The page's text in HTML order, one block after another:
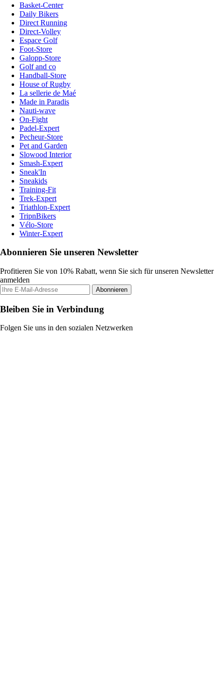
Basket-Center
Daily Bikers
Direct Running
Direct-Volley
Espace Golf
Foot-Store
Galopp-Store
Golf and co
Handball-Store
House of Rugby
La sellerie de Maé
Made in Paradis
Nauti-wave
On-Fight
Padel-Expert
Pecheur-Store
Pet and Garden
Slowood Interior
Smash-Expert
Sneak'In
Sneakids
Training-Fit
Trek-Expert
Triathlon-Expert
TripnBikers
Vélo-Store
Winter-Expert
Abonnieren Sie unseren Newsletter
Profitieren Sie von 10% Rabatt, wenn Sie sich für unseren Newsletter
anmelden
Abonnieren
Bleiben Sie in Verbindung
Folgen Sie uns in den sozialen Netzwerken